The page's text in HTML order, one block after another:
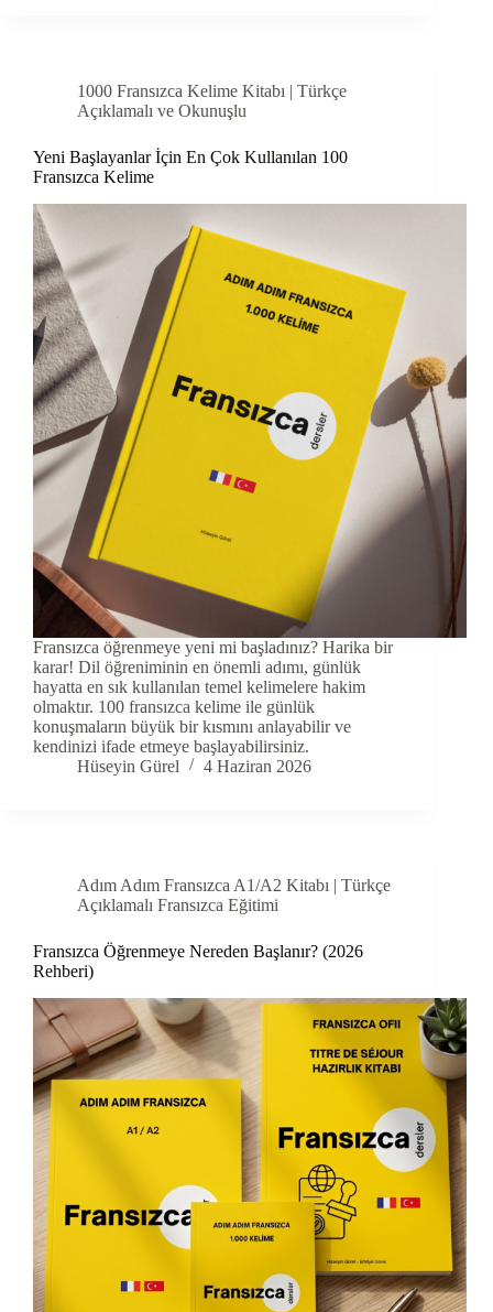
1000 Fransızca Kelime Kitabı | Türkçe
Açıklamalı ve Okunuşlu
Yeni Başlayanlar İçin En Çok Kullanılan 100
Fransızca Kelime
Fransızca öğrenmeye yeni mi başladınız? Harika bir
karar! Dil öğreniminin en önemli adımı, günlük
hayatta en sık kullanılan temel kelimelere hakim
olmaktır. 100 fransızca kelime ile günlük
konuşmaların büyük bir kısmını anlayabilir ve
kendinizi ifade etmeye başlayabilirsiniz.
Hüseyin Gürel
4 Haziran 2026
Adım Adım Fransızca A1/A2 Kitabı | Türkçe
Açıklamalı Fransızca Eğitimi
Fransızca Öğrenmeye Nereden Başlanır? (2026
Rehberi)